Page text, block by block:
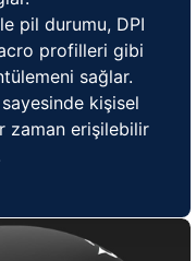
pil durumu, DPI
profilleri gibi
sağlar.
sayesinde kişisel
zaman erişilebilir